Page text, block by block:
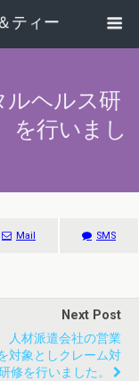
ティー
ヘルス研
を行いまし
Mail SMS
Next Post
材派遣会社の営業
対象としクレーム対
修を行いました。